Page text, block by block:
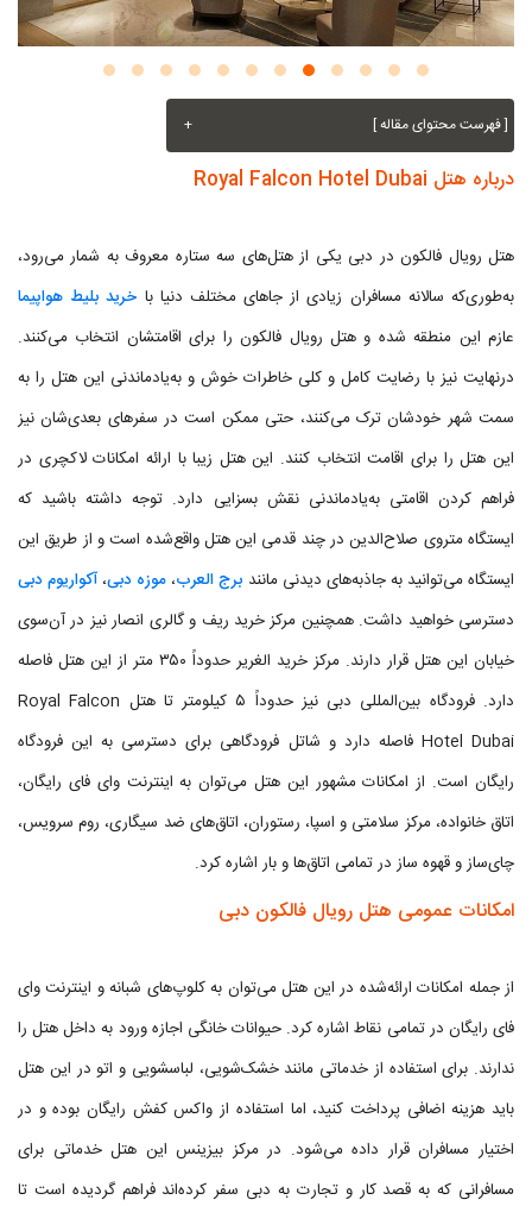
[ فهرست محتوای مقاله ] +
درباره هتل Royal Falcon Hotel Dubai
هتل رویال فالکون در دبی یکی از هتل‌های سه ستاره معروف به شمار می‌رود،
به‌طوری‌که سالانه مسافران زیادی از جاهای مختلف دنیا با خرید بلیط هواپیما
عازم این منطقه شده و هتل رویال فالکون را برای اقامتشان انتخاب می‌کنند.
درنهایت نیز با رضایت کامل و کلی خاطرات خوش و به‌یادماندنی این هتل را به
سمت شهر خودشان ترک می‌کنند، حتی ممکن است در سفرهای بعدی‌شان نیز
این هتل را برای اقامت انتخاب کنند. این هتل زیبا با ارائه امکانات لاکچری در
فراهم کردن اقامتی به‌یادماندنی نقش بسزایی دارد. توجه داشته باشید که
ایستگاه متروی صلاح‌الدین در چند قدمی این هتل واقع‌شده است و از طریق این
ایستگاه می‌توانید به جاذبه‌های دیدنی مانند برج العرب، موزه دبی،آکواریوم دبی
دسترسی خواهید داشت. همچنین مرکز خرید ریف و گالری انصار نیز در آن‌سوی
خیابان این هتل قرار دارند. مرکز خرید الغریر حدوداً ۳۵۰ متر از این هتل فاصله
دارد. فرودگاه بین‌المللی دبی نیز حدوداً ۵ کیلومتر تا هتل Royal Falcon
Hotel Dubai فاصله دارد و شاتل فرودگاهی برای دسترسی به این فرودگاه
رایگان است. از امکانات مشهور این هتل می‌توان به اینترنت وای فای رایگان،
اتاق خانواده، مرکز سلامتی و اسپا، رستوران، اتاق‌های ضد سیگاری، روم سرویس،
چای‌ساز و قهوه ساز در تمامی اتاق‌ها و بار اشاره کرد.
امکانات عمومی هتل رویال فالکون دبی
از جمله امکانات ارائه‌شده در این هتل می‌توان به کلوپ‌های شبانه و اینترنت وای
فای رایگان در تمامی نقاط اشاره کرد. حیوانات خانگی اجازه ورود به داخل هتل را
ندارند. برای استفاده از خدماتی مانند خشک‌شویی، لباسشویی و اتو در این هتل
باید هزینه اضافی پرداخت کنید، اما استفاده از واکس کفش رایگان بوده و در
اختیار مسافران قرار داده می‌شود. در مرکز بیزینس این هتل خدماتی برای
مسافرانی که به قصد کار و تجارت به دبی سفر کرده‌اند فراهم گردیده است تا